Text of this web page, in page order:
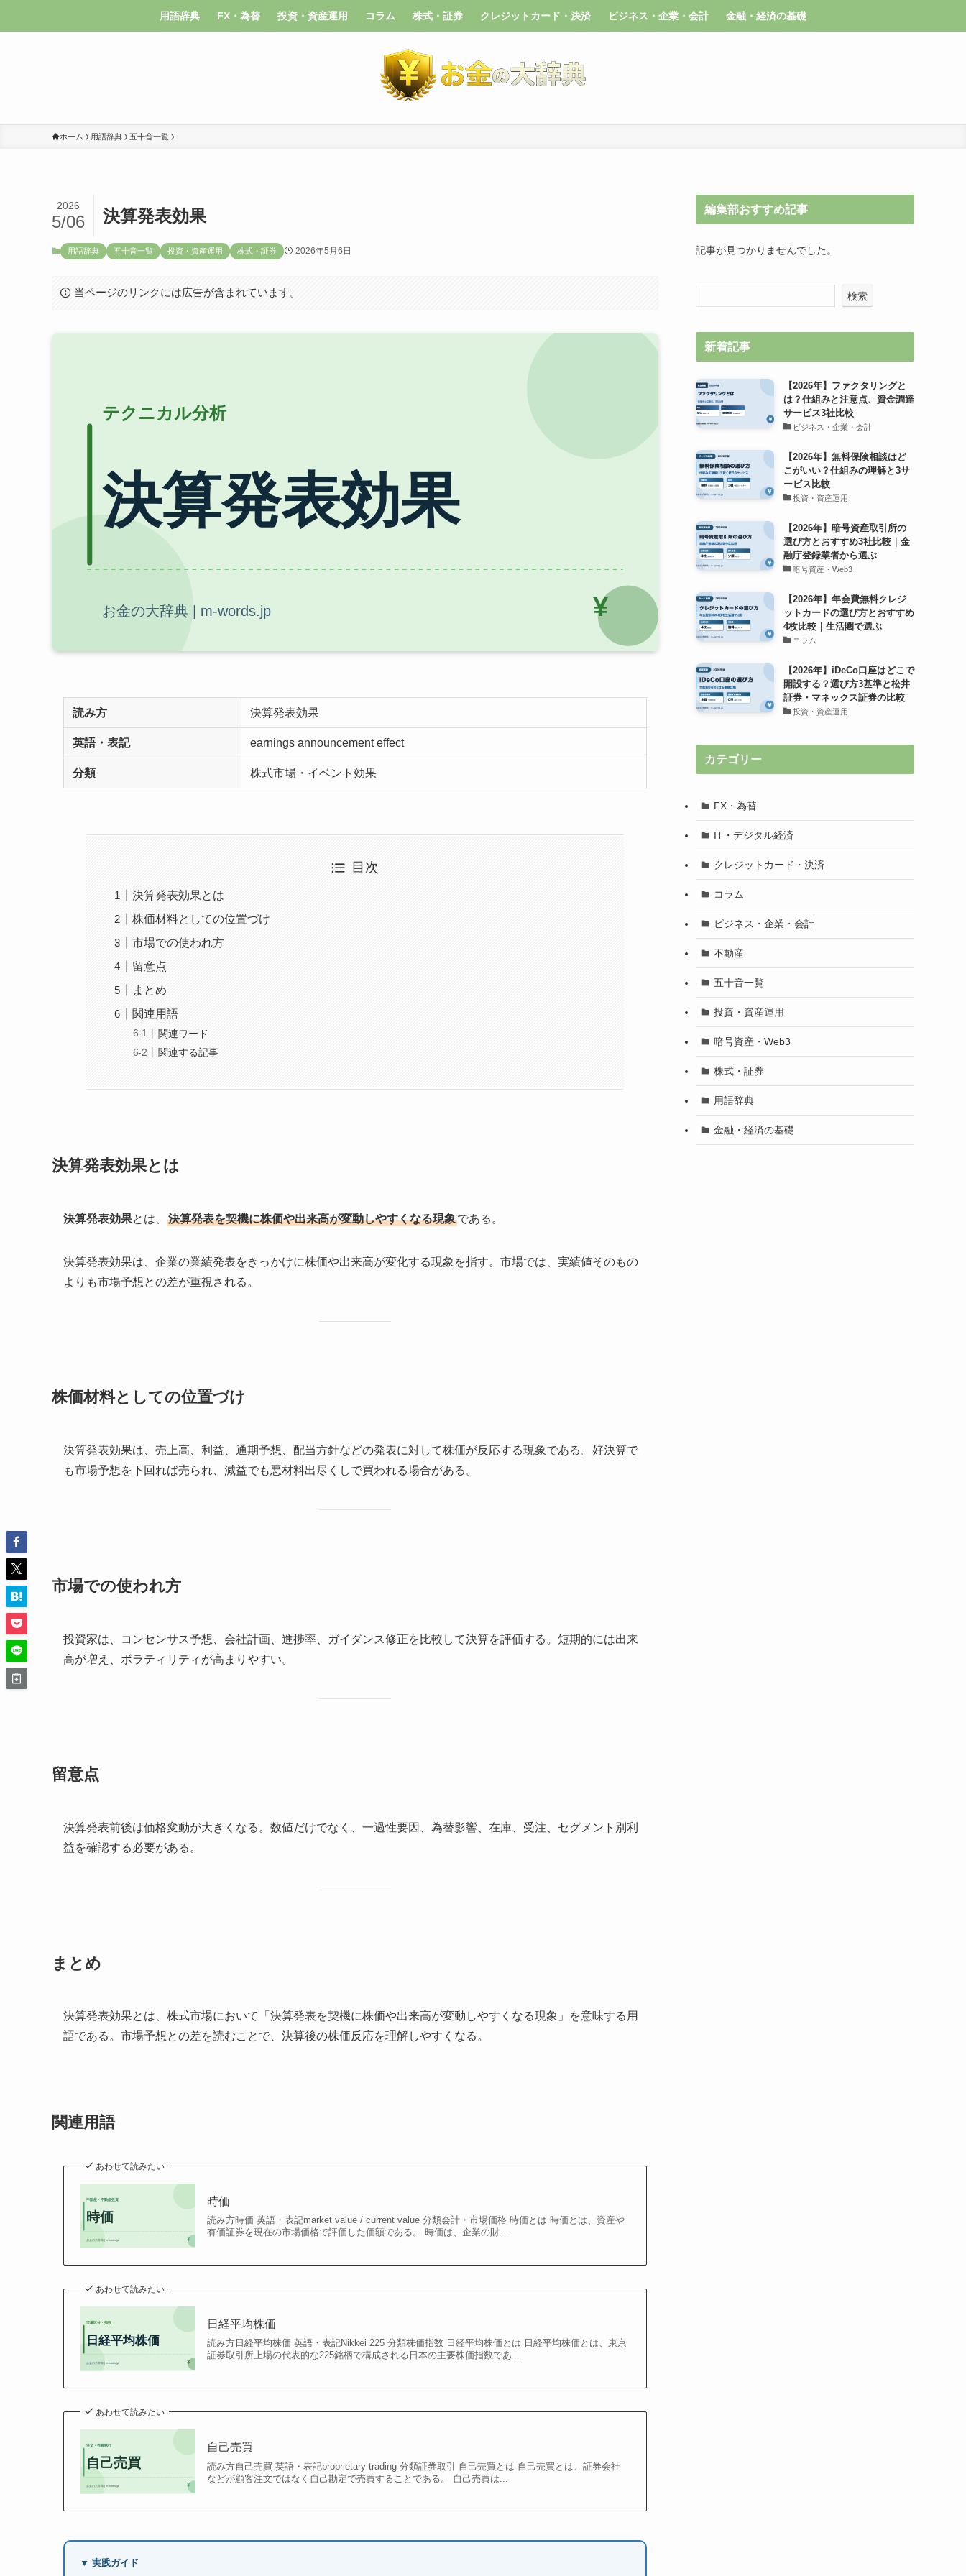
用語辞典 FX・為替 投資・資産運用 コラム 株式・証券 クレジットカード・決済 ビジネス・企業・会計 金融・経済の基礎
ホーム 用語辞典 五十音一覧
決算発表効果
2026
5/06
用語辞典 五十音一覧 投資・資産運用 株式・証券 2026年5月6日
当ページのリンクには広告が含まれています。
読み方 決算発表効果
英語・表記 earnings announcement effect
分類 株式市場・イベント効果
目次
決算発表効果とは
株価材料としての位置づけ
市場での使われ方
留意点
まとめ
関連用語
関連ワード
関連する記事
決算発表効果とは
決算発表効果とは、 決算発表を契機に株価や出来高が変動しやすくなる現象である。
決算発表効果は、企業の業績発表をきっかけに株価や出来高が変化する現象を指す。市場では、実績値そのもの
よりも市場予想との差が重視される。
株価材料としての位置づけ
決算発表効果は、売上高、利益、通期予想、配当方針などの発表に対して株価が反応する現象である。好決算で
も市場予想を下回れば売られ、減益でも悪材料出尽くしで買われる場合がある。
市場での使われ方
投資家は、コンセンサス予想、会社計画、進捗率、ガイダンス修正を比較して決算を評価する。短期的には出来
高が増え、ボラティリティが高まりやすい。
留意点
決算発表前後は価格変動が大きくなる。数値だけでなく、一過性要因、為替影響、在庫、受注、セグメント別利
益を確認する必要がある。
まとめ
決算発表効果とは、株式市場において「決算発表を契機に株価や出来高が変動しやすくなる現象」を意味する用
語である。市場予想との差を読むことで、決算後の株価反応を理解しやすくなる。
関連用語
あわせて読みたい
時価
読み方時価 英語・表記market value / current value 分類会計・市場価格 時価とは 時価とは、資産や
有価証券を現在の市場価格で評価した価額である。 時価は、企業の財...
あわせて読みたい
日経平均株価
読み方日経平均株価 英語・表記Nikkei 225 分類株価指数 日経平均株価とは 日経平均株価とは、東京
証券取引所上場の代表的な225銘柄で構成される日本の主要株価指数であ...
あわせて読みたい
自己売買
読み方自己売買 英語・表記proprietary trading 分類証券取引 自己売買とは 自己売買とは、証券会社
などが顧客注文ではなく自己勘定で売買することである。 自己売買は...
▼ 実践ガイド
編集部おすすめ記事
記事が見つかりませんでした。
検索
新着記事
【2026年】ファクタリングと
は？仕組みと注意点、資金調達
サービス3社比較
ビジネス・企業・会計
【2026年】無料保険相談はど
こがいい？仕組みの理解と3サ
ービス比較
投資・資産運用
【2026年】暗号資産取引所の
選び方とおすすめ3社比較｜金
融庁登録業者から選ぶ
暗号資産・Web3
【2026年】年会費無料クレジ
ットカードの選び方とおすすめ
4枚比較｜生活圏で選ぶ
コラム
【2026年】iDeCo口座はどこで
開設する？選び方3基準と松井
証券・マネックス証券の比較
投資・資産運用
カテゴリー
FX・為替
IT・デジタル経済
クレジットカード・決済
コラム
ビジネス・企業・会計
不動産
五十音一覧
投資・資産運用
暗号資産・Web3
株式・証券
用語辞典
金融・経済の基礎